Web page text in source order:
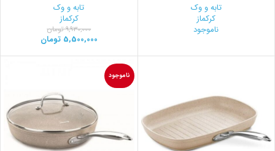
تابه و وک
کرکماز
ناموجود
تابه و وک
کرکماز
9,930,000 تومان
5,500,000 تومان
ناموجود